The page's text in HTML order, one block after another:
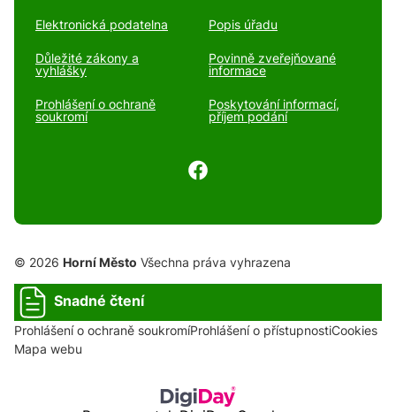
Elektronická podatelna Popis úřadu
Důležité zákony a
vyhlášky
Povinně zveřejňované
informace
Prohlášení o ochraně
soukromí
Poskytování informací,
příjem podání
© 2026 Horní Město Všechna práva vyhrazena
Snadné čtení
Prohlášení o ochraně soukromíProhlášení o přístupnostiCookies
Mapa webu